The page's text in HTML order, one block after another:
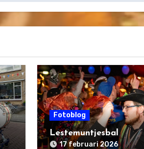
Fotoblog
Lestemuntjesbal
17 februari 2026